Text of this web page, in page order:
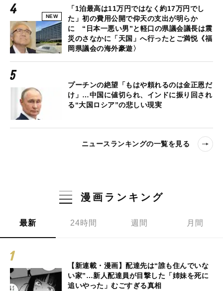
NEW
「1泊最高は11万円ではなく約17万円でし
た」初の費用公開で仰天の支出が明らか
に “日本一悪い男”と軽口の県議会議長は震
災のさなかに「天国」へ行ったとご満悦《福
岡県議会の海外豪遊〉
プーチンの絶望「もはや頼れるのは金正恩だ
け」…中国に値切られ、インドに振り回され
る“大国ロシア”の悲しい現実
ニュースランキングの一覧を見る
漫画ランキング
最新 24時間 週間 月間
【新連載・漫画】配達先は“誰も住んでいな
い家”…新人配達員が目撃した「姉妹を死に
追いやった」むごすぎる真相